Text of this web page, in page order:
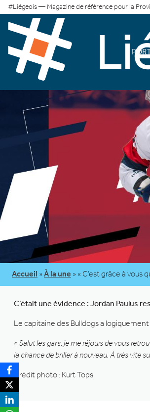
#Liégeois — Magazine de référence pour la
Accueil » À la une » « C’est grâce à vous
C’était une évidence : Jordan Paulus
Le capitaine des Bulldogs a
« Salut les gars, je me réjouis de vous
la chance de briller à nouveau. À très vite
Crédit photo : Kurt Tops